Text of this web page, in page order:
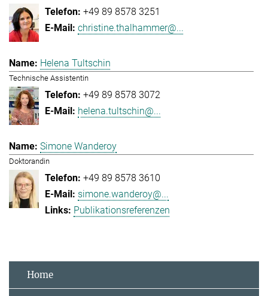
+49 89 8578 3251
christine.thalhammer@...
Helena Tultschin
Technische Assistentin
+49 89 8578 3072
helena.tultschin@...
Simone Wanderoy
Doktorandin
+49 89 8578 3610
simone.wanderoy@...
Publikationsreferenzen
Home